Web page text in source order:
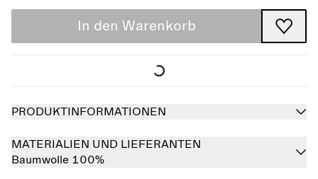
In den Warenkorb
PRODUKTINFORMATIONEN
MATERIALIEN UND LIEFERANTEN
Baumwolle 100%